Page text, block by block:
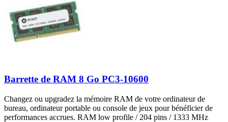
Barrette de RAM 8 Go PC3-10600
Changez ou upgradez la mémoire RAM de votre ordinateur de
bureau, ordinateur portable ou console de jeux pour bénéficier de
performances accrues. RAM low profile / 204 pins / 1333 MHz